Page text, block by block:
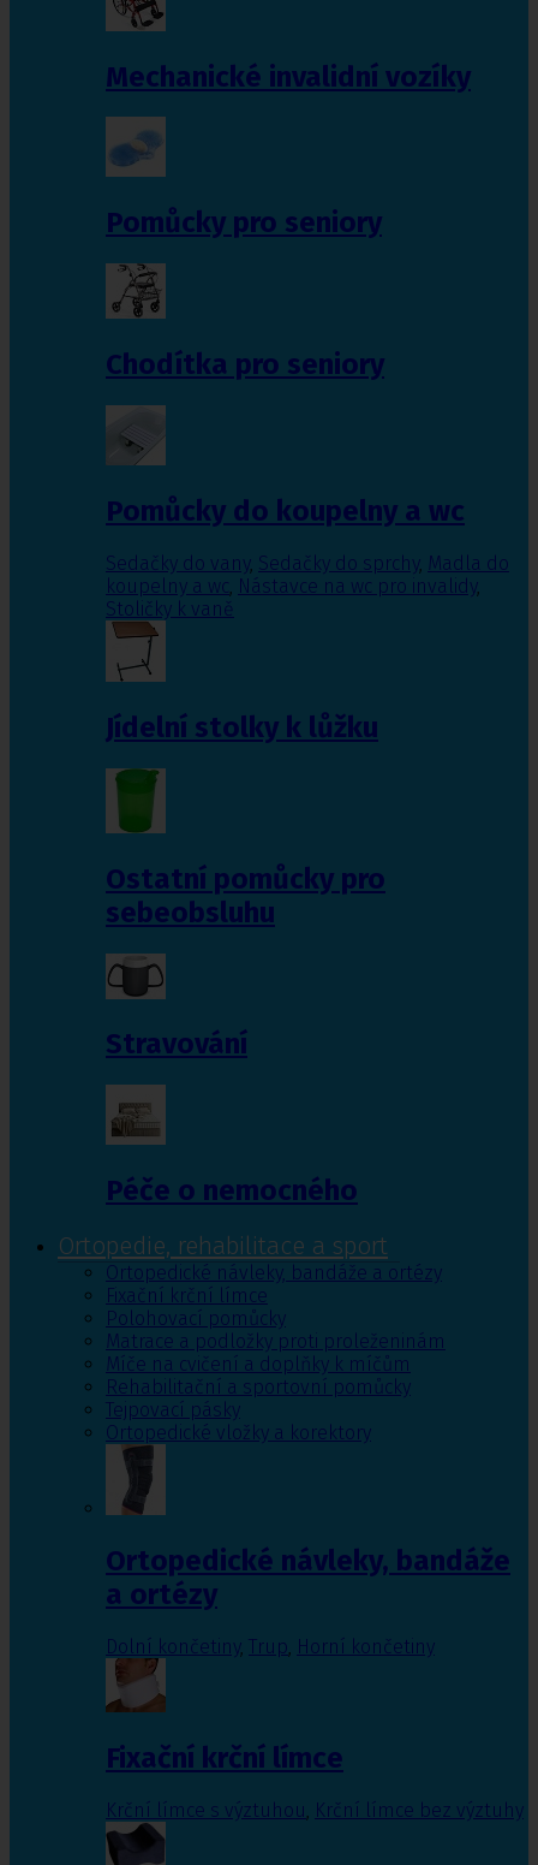
Mechanické invalidní vozíky
Pomůcky pro seniory
Chodítka pro seniory
Pomůcky do koupelny a wc
Sedačky do vany, Sedačky do sprchy, Madla do
koupelny a wc, Nástavce na wc pro invalidy,
Stoličky k vaně
Jídelní stolky k lůžku
Ostatní pomůcky pro
sebeobsluhu
Stravování
Péče o nemocného
Ortopedie, rehabilitace a sport
Ortopedické návleky, bandáže a ortézy
Fixační krční límce
Polohovací pomůcky
Matrace a podložky proti proleženinám
Míče na cvičení a doplňky k míčům
Rehabilitační a sportovní pomůcky
Tejpovací pásky
Ortopedické vložky a korektory
Ortopedické návleky, bandáže
a ortézy
Dolní končetiny, Trup, Horní končetiny
Fixační krční límce
Krční límce s výztuhou Krční límce bez výztuhy